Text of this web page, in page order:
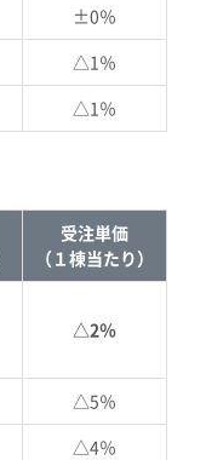
±0％
△1％
△1％
受注単価
（１棟当たり）
△2％
△5％
△4％